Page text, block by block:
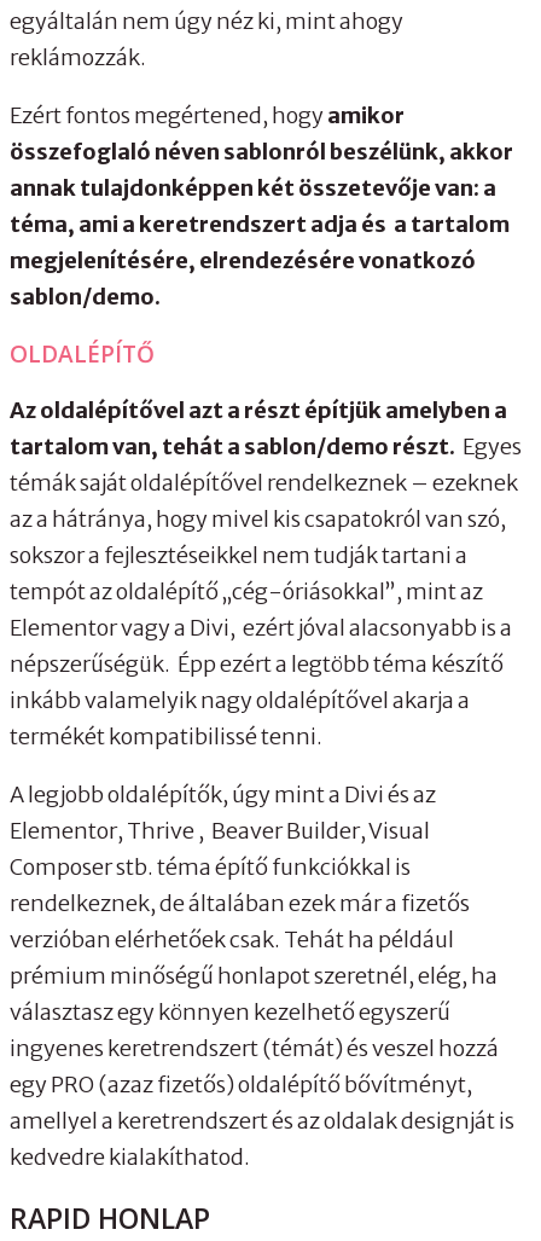
egyáltalán nem úgy néz ki, mint ahogy
reklámozzák.
Ezért fontos megértened, hogyamikor
összefoglaló néven sablonról beszélünk, akkor
annak tulajdonképpen két összetevője van: a
téma, ami a keretrendszert adja és a tartalom
megjelenítésére, elrendezésére vonatkozó
sablon/demo.
OLDALÉPÍTŐ
Az oldalépítővel azt a részt építjük amelyben a
tartalom van, tehát a sablon/demo részt. Egyes
témák saját oldalépítővel rendelkeznek – ezeknek
az a hátránya, hogy mivel kis csapatokról van szó,
sokszor a fejlesztéseikkel nem tudják tartani a
tempót az oldalépítő „cég-óriásokkal”, mint az
Elementor vagy a Divi, ezért jóval alacsonyabb is a
népszerűségük. Épp ezért a legtöbb téma készítő
inkább valamelyik nagy oldalépítővel akarja a
termékét kompatibilissé tenni.
A legjobb oldalépítők, úgy mint a Divi és az
Elementor, Thrive , Beaver Builder, Visual
Composer stb. téma építő funkciókkal is
rendelkeznek, de általában ezek már a fizetős
verzióban elérhetőek csak. Tehát ha például
prémium minőségű honlapot szeretnél, elég, ha
választasz egy könnyen kezelhető egyszerű
ingyenes keretrendszert (témát) és veszel hozzá
egy PRO (azaz fizetős) oldalépítő bővítményt,
amellyel a keretrendszert és az oldalak designját is
kedvedre kialakíthatod.
RAPID HONLAP